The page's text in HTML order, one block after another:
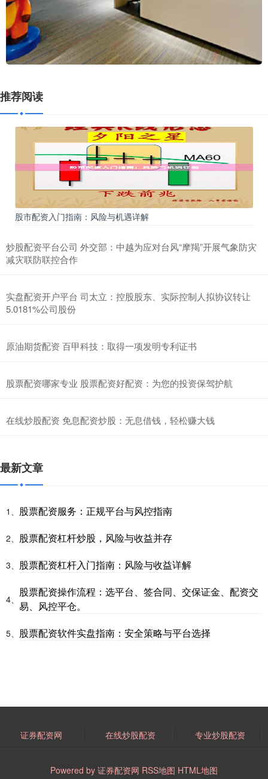
推荐阅读
股市配资入门指南：风险与机遇详解
炒股配资平台公司 外交部：中越为应对台风“摩羯”开展气象防灾
减灾联防联控合作
实盘配资开户平台 司太立：控股股东、实际控制人拟协议转让
5.0181%公司股份
原油期货配资 百甲科技：取得一项发明专利证书
股票配资哪家专业 股票配资好配资：为您的投资保驾护航
在线炒股配资 免息配资炒股：无息借钱，轻松赚大钱
最新文章
1、 股票配资服务：正规平台与风控指南
2、 股票配资杠杆炒股，风险与收益并存
3、 股票配资杠杆入门指南：风险与收益详解
4、
股票配资操作流程：选平台、签合同、交保证金、配资交
易、风控平仓。
5、 股票配资软件实盘指南：安全策略与平台选择
证券配资网 在线炒股配资 专业炒股配资
Powered by 证券配资网 RSS地图 HTML地图